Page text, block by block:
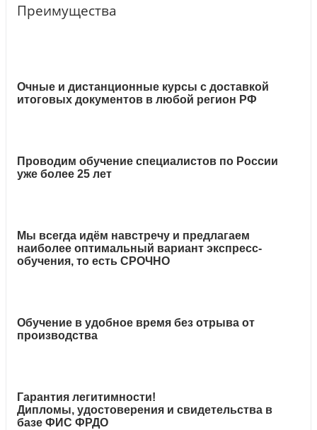
Преимущества
Очные и дистанционные курсы с доставкой
итоговых документов в любой регион РФ
Проводим обучение специалистов по России
уже более 25 лет
Мы всегда идём навстречу и предлагаем
наиболее оптимальный вариант экспресс-
обучения, то есть СРОЧНО
Обучение в удобное время без отрыва от
производства
Гарантия легитимности!
Дипломы, удостоверения и свидетельства в
базе ФИС ФРДО